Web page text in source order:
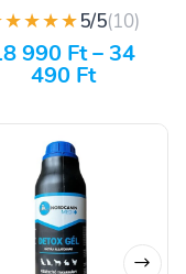
5/5(10)
990 Ft–34
490 Ft